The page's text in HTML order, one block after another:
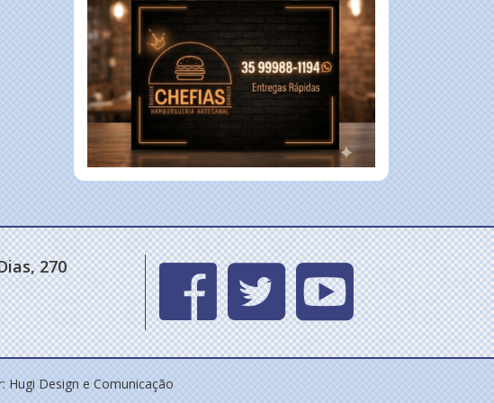
270
Hugi Design e Comunicação